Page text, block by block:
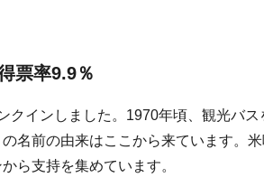
票率9.9％
クインしました。1970年頃、観光バ
名前の由来はここから来ています。
ら支持を集めています。